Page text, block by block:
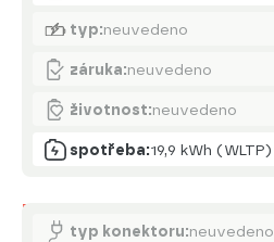
typ:neuvedeno
záruka:neuvedeno
životnost:neuvedeno
spotřeba:19,9 kWh (WLTP)
Nabíjení
typ konektoru:neuvedeno